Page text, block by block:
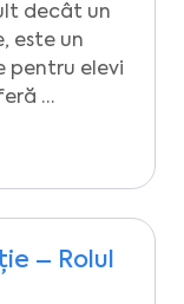
decât un
este un
pentru elevi
…
– Rolul